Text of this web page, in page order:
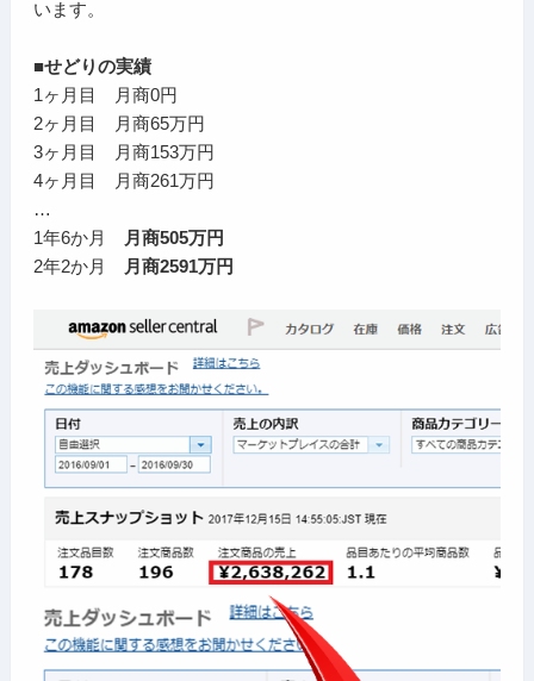
います。
■せどりの実績
1ヶ月目 月商0円
2ヶ月目 月商65万円
3ヶ月目 月商153万円
4ヶ月目 月商261万円
…
1年6か月
月商505万円
2年2か月
月商2591万円